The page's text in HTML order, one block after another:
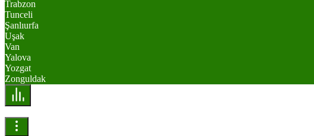
Trabzon
Tunceli
Şanlıurfa
Uşak
Van
Yalova
Yozgat
Zonguldak